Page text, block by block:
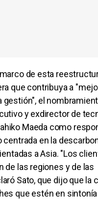
de esta
que contribuya a
gestión", el
y exdirector de
Maeda como
centrada en la
a Asia. "Los
de las regiones y de las
Sato, que dijo que la
que estén en